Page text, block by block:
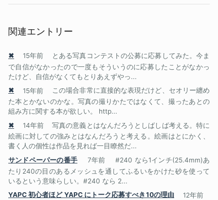
関連エントリー
✖ 15年前
とある写真コンテストの公募に応募してみた。今ま
で自信がなかったので一度もそういうのに応募したことがなかっ
たけど、自信がなくてもとりあえずやっ...
✖
15年前
この場合非常に直接的な表現だけど、セオリー纏め
た本とかないのかな。写真の撮りかたではなくて、撮ったあとの
組み方に関する本が欲しい。 http...
✖
14年前
写真の意義とはなんだろうとしばしば考える。特に
絵画に対しての強みとはなんだろうと考える。絵画はとにかく、
書く人の個性は作品を見れば一目瞭然だ...
サンドペーパーの番手
7年前
#240 なら1インチ(25.4mm)あ
たり240の目のあるメッシュを通してふるいをかけた砂を使って
いるという意味らしい。#240 なら 2...
YAPC 初心者ほど YAPC にトーク応募すべき10の理由
12年前